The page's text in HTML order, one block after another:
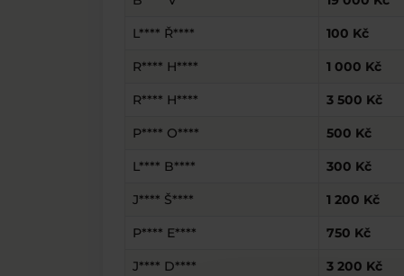
L**** Ř**** 100 Kč
R**** H**** 1 000 Kč
R**** H**** 3 500 Kč
P**** O**** 500 Kč
L**** B**** 300 Kč
J**** Š**** 1 200 Kč
P**** E**** 750 Kč
J**** D**** 3 200 Kč